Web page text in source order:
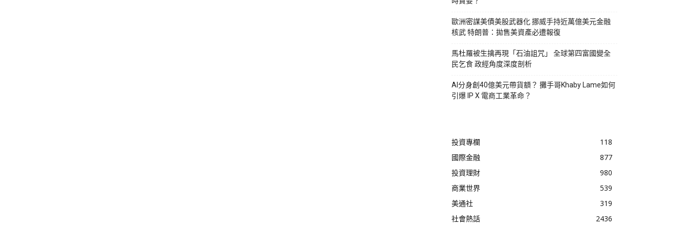
歐洲密謀美債美股武器化 挪威手持近萬億美元金融
核武 特朗普：拋售美資產必遭報復
馬杜羅被生擒再現「石油詛咒」 全球第四富國變全
民乞食 政經角度深度剖析
AI分身創40億美元帶貨額？ 攤手哥Khaby Lame如何
引爆 IP X 電商工業革命？
投資專欄
118
國際金融
877
投資理財
980
商業世界
539
美通社
319
社會熱話
2436